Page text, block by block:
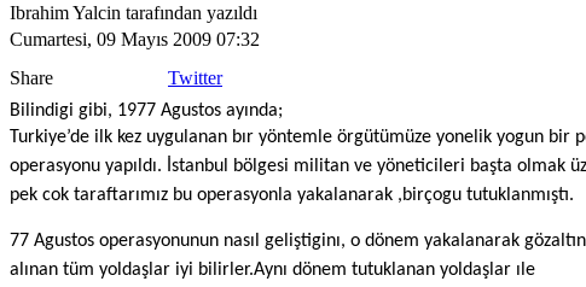
Ibrahim Yalcin tarafından yazıldı
Cumartesi, 09 Mayıs 2009 07:32
Share
Twitter
Bilindigi gibi, 1977 Agustos ayında;
Turkiye’de ilk kez uygulanan bır yöntemle örgütümüze yonelik yogun bir
operasyonu yapıldı. İstanbul bölgesi militan ve yöneticileri başta olmak
pek cok taraftarımız bu operasyonla yakalanarak ,birçogu tutuklanmıştı.
77 Agustos operasyonunun nasıl geliştiginı, o dönem yakalanarak
alınan tüm yoldaşlar iyi bilirler.Aynı dönem tutuklanan yoldaşlar ıle